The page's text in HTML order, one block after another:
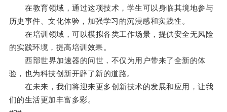
在教育领域，通过这项技术，学生可以身临其境地参与
历史事件、文化体验，加强学习的沉浸感和实践性。
在培训领域，可以模拟各类工作场景，提供安全无风险
的实践环境，提高培训效果。
西部世界加速器的问世，不仅为用户带来了全新的体
验，也为科技创新开辟了新的道路。
在未来，我们将迎来更多创新技术的发展和应用，让我
们的生活更加丰富多彩。